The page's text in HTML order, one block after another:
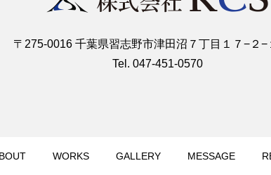
〒275-0016 千葉県習志野市津田沼７丁目１７−２−
Tel. 047-451-0570
WORKS GALLERY MESSAGE